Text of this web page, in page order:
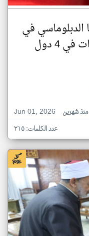
في
إفريقيا بافتتاح ممثليات في 4 دول
Jun 01, 2026
منذ شهرين
عدد الكلمات: ٢١٥